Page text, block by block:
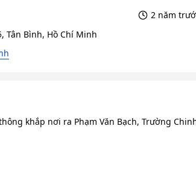
2 năm
Tân Bình, Hồ Chí Minh
khắp nơi ra Phạm Văn Bạch, Trường